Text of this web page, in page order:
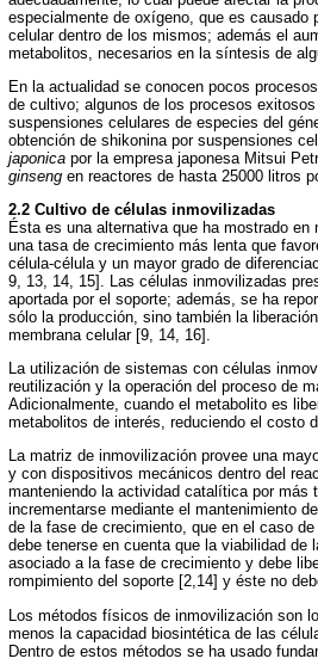
especialmente de oxígeno, que es causado
celular dentro de los mismos; además el
metabolitos, necesarios en la síntesis de
En la actualidad se conocen pocos
de cultivo; algunos de los procesos
suspensiones celulares de especies del
obtención de shikonina por suspensiones
japonica por la empresa japonesa Mitsui
ginseng en reactores de hasta 25000 litros
2.2 Cultivo de células inmovilizadas
Ésta es una alternativa que ha mostrado
una tasa de crecimiento más lenta que
célula-célula y un mayor grado de
9, 13, 14, 15]. Las células inmovilizadas
aportada por el soporte; además, se ha
sólo la producción, sino también la
membrana celular [9, 14, 16].
La utilización de sistemas con células
reutilización y la operación del proceso de
Adicionalmente, cuando el metabolito es
metabolitos de interés, reduciendo el costo
La matriz de inmovilización provee una
y con dispositivos mecánicos dentro del
manteniendo la actividad catalítica por más
incrementarse mediante el mantenimiento
de la fase de crecimiento, que en el caso
debe tenerse en cuenta que la viabilidad
asociado a la fase de crecimiento y debe
rompimiento del soporte [2,14] y éste no
Los métodos físicos de inmovilización son
menos la capacidad biosintética de las
Dentro de estos métodos se ha usado